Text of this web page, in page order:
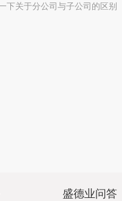
下关于分公司与子公司的区别
盛德业问答